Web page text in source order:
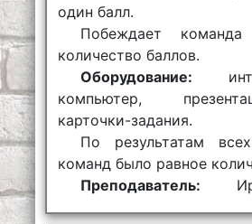
один балл.
Побеждает
количество баллов.
Оборудование:
компьютер,
карточки-задания.
По результатам
команд было равное
Преподаватель: